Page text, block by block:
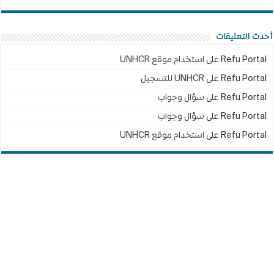
أحدث التعليقات
Refu Portal على استخدام موقع UNHCR
Refu Portal على UNHCR للتسجيل
Refu Portal على سؤال وجواب
Refu Portal على سؤال وجواب
Refu Portal على استخدام موقع UNHCR